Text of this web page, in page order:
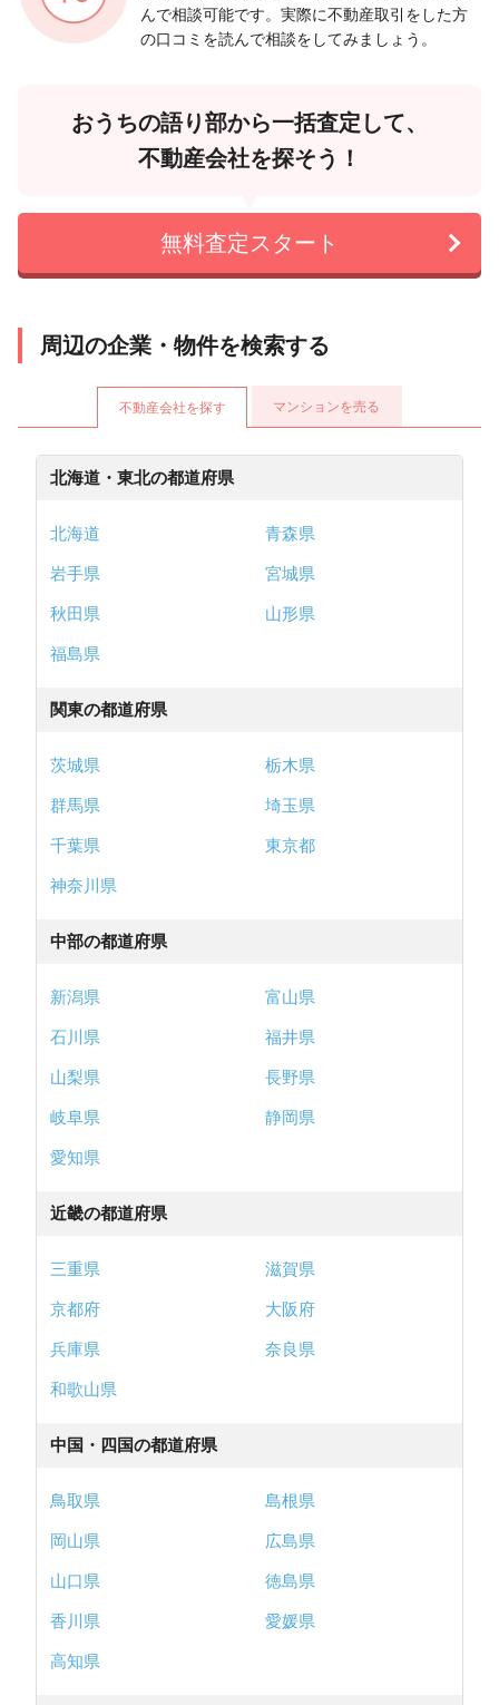
んで相談可能です。実際に不動産取引をした方
の口コミを読んで相談をしてみましょう。
おうちの語り部から一括査定して、
不動産会社を探そう！
無料査定スタート
周辺の企業・物件を検索する
不動産会社を探す マンションを売る
北海道・東北の都道府県
北海道
青森県
岩手県
宮城県
秋田県
山形県
福島県
関東の都道府県
茨城県
栃木県
群馬県
埼玉県
千葉県
東京都
神奈川県
中部の都道府県
新潟県
富山県
石川県
福井県
山梨県
長野県
岐阜県
静岡県
愛知県
近畿の都道府県
三重県
滋賀県
京都府
大阪府
兵庫県
奈良県
和歌山県
中国・四国の都道府県
鳥取県
島根県
岡山県
広島県
山口県
徳島県
香川県
愛媛県
高知県